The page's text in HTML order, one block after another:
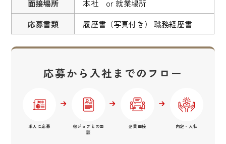
面接場所
本社 or 就業場所
応募書類
履歴書（写真付き） 職務経歴書
応募から入社までのフロー
求人に応募
宿ジョブとの面
談
企業面接 内定・入社